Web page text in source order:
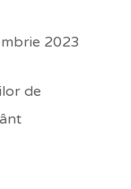
2023
de